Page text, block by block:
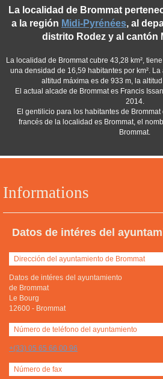
Informations
Datos de intéres del
Dirección del ayuntamiento de Brommat
Datos de intéres del ayuntamiento
de Brommat
Le Bourg
12600 - Brommat
Número de teléfono del ayuntamiento
+(33) 05 65 66 00 96
Número de fax
La localidad de Brommat
a la región Midi-Pyrénées, al
distrito Rodez y al cantón
La localidad de Brommat cubre 43,28 km²,
una densidad de 16,59 habitantes por km².
altitud máxima es de 933 m, la
El actual alcade de Brommat es Francis
2014.
El gentilicio para los habitantes de
francés de la localidad es Brommat, el
Brommat.